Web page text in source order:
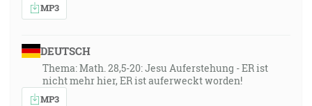
MP3
DEUTSCH
Thema: Math. 28,5-20: Jesu Auferstehung - ER ist
nicht mehr hier, ER ist auferweckt worden!
MP3